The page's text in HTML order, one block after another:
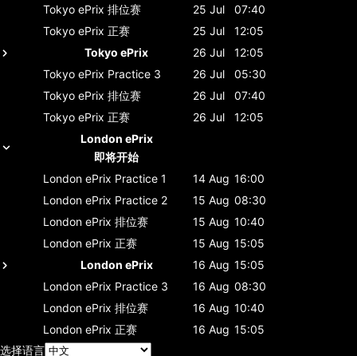
Tokyo ePrix 排位赛 25 Jul
07:40
Tokyo ePrix 正赛 25 Jul
12:05
Tokyo ePrix
26 Jul
12:05
Tokyo ePrix Practice 3 26 Jul
05:30
Tokyo ePrix 排位赛 26 Jul
07:40
Tokyo ePrix 正赛 26 Jul
12:05
London ePrix
即将开始
London ePrix Practice 1 14 Aug 16:00
London ePrix Practice 2 15 Aug 08:30
London ePrix 排位赛 15 Aug 10:40
London ePrix 正赛 15 Aug 15:05
London ePrix
16 Aug 15:05
London ePrix Practice 3 16 Aug 08:30
London ePrix 排位赛 16 Aug 10:40
London ePrix 正赛 16 Aug 15:05
选择语言